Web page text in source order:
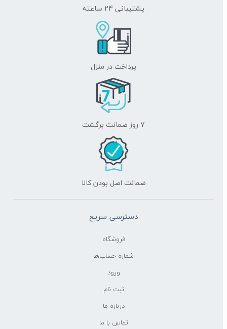
پشتیبانی 24 ساعته
پرداخت در منزل
ضمانت اصل بودن کالا
دسترسی سریع
فروشگاه
شماره حساب‌ها
ورود
ثبت نام
درباره ما
تماس با ما